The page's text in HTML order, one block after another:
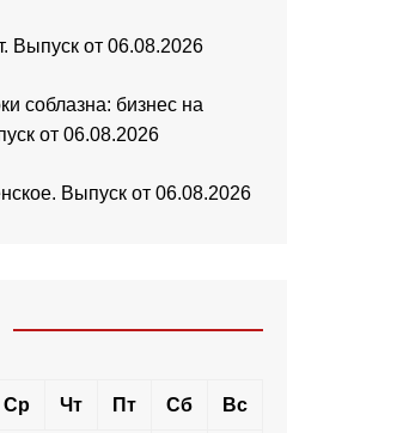
Выпуск от 06.08.2026
соблазна: бизнес на
от 06.08.2026
Выпуск от 06.08.2026
Ср Чт Пт Сб Вс